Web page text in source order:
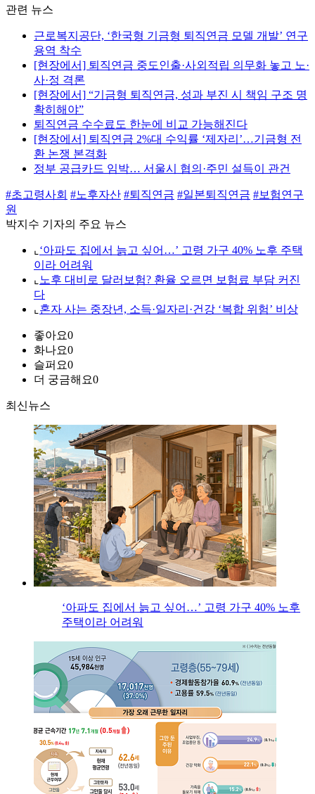
관련 뉴스
근로복지공단, ‘한국형 기금형 퇴직연금 모델 개발’ 연구
용역 착수
[현장에서] 퇴직연금 중도인출·사외적립 의무화 놓고 노·
사·정 격론
[현장에서] “기금형 퇴직연금, 성과 부진 시 책임 구조 명
확히해야”
퇴직연금 수수료도 한눈에 비교 가능해진다
[현장에서] 퇴직연금 2%대 수익률 ‘제자리’…기금형 전
환 논쟁 본격화
정부 공급카드 임박… 서울시 협의·주민 설득이 관건
#초고령사회 #노후자산 #퇴직연금 #일본퇴직연금 #보험연구
원
박지수 기자의 주요 뉴스
⌞ ‘아파도 집에서 늙고 싶어…’ 고령 가구 40% 노후 주택
이라 어려워
⌞ 노후 대비로 달러보험? 환율 오르면 보험료 부담 커진
다
⌞ 혼자 사는 중장년, 소득·일자리·건강 ‘복합 위험’ 비상
좋아요0
화나요0
슬퍼요0
더 궁금해요0
최신뉴스
‘아파도 집에서 늙고 싶어…’ 고령 가구 40% 노후
주택이라 어려워